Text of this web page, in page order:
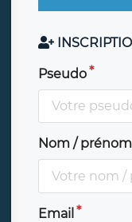
Pseudo
Nom / prénom
Email